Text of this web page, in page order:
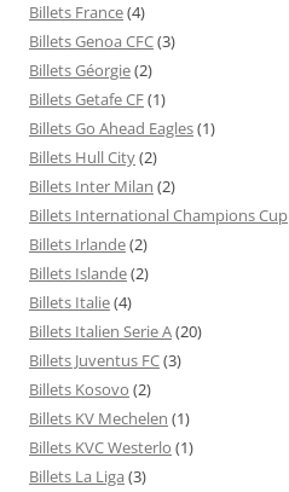
Billets France(4)
Billets Genoa CFC(3)
Billets Géorgie(2)
Billets Getafe CF(1)
Billets Go Ahead Eagles(1)
Billets Hull City(2)
Billets Inter Milan (2)
Billets International Champions Cup
Billets Irlande(2)
Billets Islande(2)
Billets Italie(4)
Billets Italien Serie A(20)
Billets Juventus FC(3)
Billets Kosovo (2)
Billets KV Mechelen (1)
Billets KVC Westerlo (1)
Billets La Liga (3)